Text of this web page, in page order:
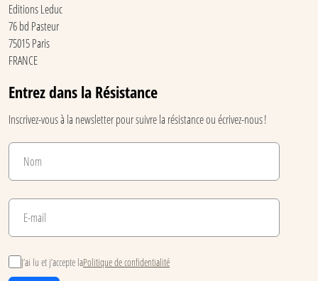
Editions Leduc
76 bd Pasteur
75015 Paris
FRANCE
Entrez dans la Résistance
Inscrivez-vous à la newsletter pour suivre la résistance ou écrivez-nous !
J’ai lu et j’accepte laPolitique de confidentialité